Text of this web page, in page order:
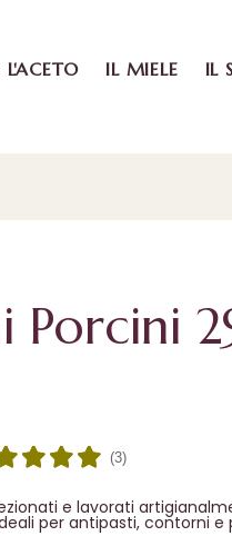
IL MIELE IL
Porcini
(3)
e lavorati
per antipasti, contorni